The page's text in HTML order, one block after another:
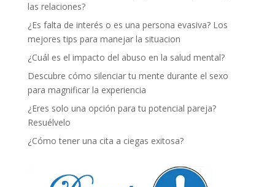
las relaciones?
¿Es falta de interés o es una persona evasiva? Los
mejores tips para manejar la situacion
¿Cuál es el impacto del abuso en la salud mental?
Descubre cómo silenciar tu mente durante el sexo
para magnificar la experiencia
¿Eres solo una opción para tu potencial pareja?
Resuélvelo
¿Cómo tener una cita a ciegas exitosa?